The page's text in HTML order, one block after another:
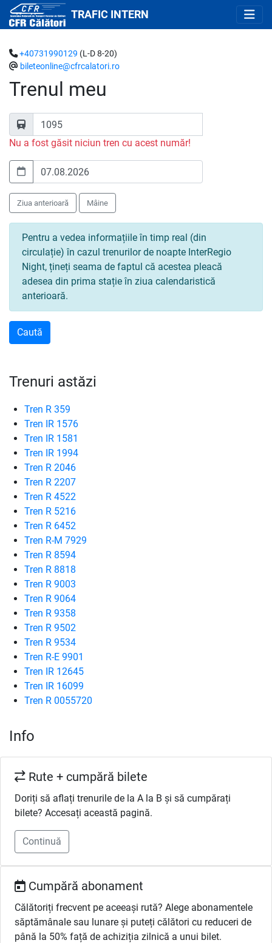
TRAFIC INTERN
Trenul meu
+40731990129 (L-D 8-20)
bileteonline@cfrcalatori.ro
Nu a fost găsit niciun tren cu acest număr!
Ziua anterioară Mâine
Pentru a vedea informațiile în timp real (din
circulație) în cazul trenurilor de noapte InterRegio
Night, țineți seama de faptul că acestea pleacă
adesea din prima stație în ziua calendaristică
anterioară.
Trenuri astăzi
Tren R 359
Tren IR 1576
Tren IR 1581
Tren IR 1994
Tren R 2046
Tren R 2207
Tren R 4522
Tren R 5216
Tren R 6452
Tren R-M 7929
Tren R 8594
Tren R 8818
Tren R 9003
Tren R 9064
Tren R 9358
Tren R 9502
Tren R 9534
Tren R-E 9901
Tren IR 12645
Tren IR 16099
Tren R 0055720
Info
Rute + cumpără bilete
Doriți să aflați trenurile de la A la B și să cumpărați
bilete? Accesați această pagină.
Continuă
Cumpără abonament
Călătoriți frecvent pe aceeași rută? Alege abonamentele
săptămânale sau lunare și puteți călători cu reduceri de
până la 50% față de achiziția zilnică a unui bilet.